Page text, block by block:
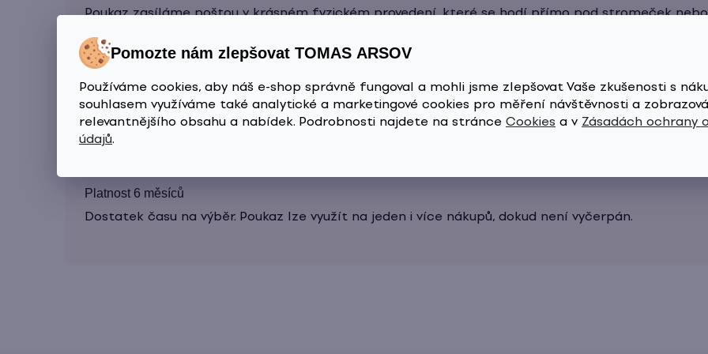
Pomozte nám zlepšovat TOMAS ARSOV
Používáme cookies, aby náš e-shop správně fungoval a mohli jsme zlepšovat Vaše zkušenosti s
souhlasem využíváme také analytické a marketingové cookies pro měření návštěvnosti a
relevantnějšího obsahu a nabídek. Podrobnosti najdete na stránce Cookies a v Zásadách ochrany
údajů.
Poukaz zasíláme poštou v krásném fyzickém provedení, které se hodí přímo pod stromeček
Široký výběr
Více než 100 produktů pro vlasy, pleť i tělo — obdarovaný si vybere přesně to, co potřebuje.
Platnost 6 měsíců
Dostatek času na výběr. Poukaz lze využít na jeden i více nákupů, dokud není vyčerpán.